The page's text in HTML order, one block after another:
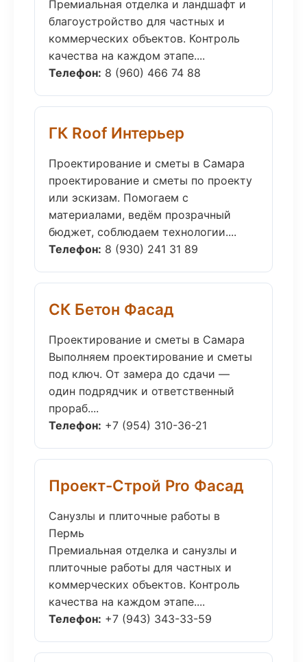
Премиальная отделка и ландшафт и
благоустройство для частных и
коммерческих объектов. Контроль
качества на каждом этапе....
Телефон: 8 (960) 466 74 88
ГК Roof Интерьер
Проектирование и сметы в Самара
проектирование и сметы по проекту
или эскизам. Помогаем с
материалами, ведём прозрачный
бюджет, соблюдаем технологии....
Телефон: 8 (930) 241 31 89
СК Бетон Фасад
Проектирование и сметы в Самара
Выполняем проектирование и сметы
под ключ. От замера до сдачи —
один подрядчик и ответственный
прораб....
Телефон: +7 (954) 310-36-21
Проект-Строй Pro Фасад
Санузлы и плиточные работы в
Пермь
Премиальная отделка и санузлы и
плиточные работы для частных и
коммерческих объектов. Контроль
качества на каждом этапе....
Телефон: +7 (943) 343-33-59